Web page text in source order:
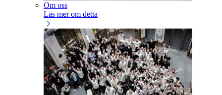
Om oss
Läs mer om detta